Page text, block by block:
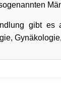
gibt